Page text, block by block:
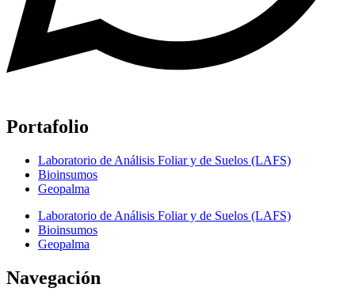
Portafolio
Laboratorio de Análisis Foliar y de Suelos (LAFS)
Bioinsumos
Geopalma
Laboratorio de Análisis Foliar y de Suelos (LAFS)
Bioinsumos
Geopalma
Navegación